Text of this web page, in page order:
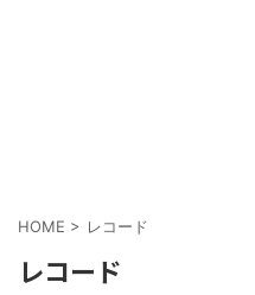
HOME > レコード
レコード